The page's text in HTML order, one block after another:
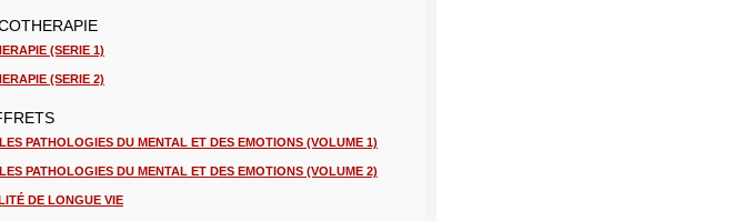
(SERIE 1)
(SERIE 2)
PATHOLOGIES DU MENTAL ET DES EMOTIONS (VOLUME 1)
PATHOLOGIES DU MENTAL ET DES EMOTIONS (VOLUME 2)
DE LONGUE VIE